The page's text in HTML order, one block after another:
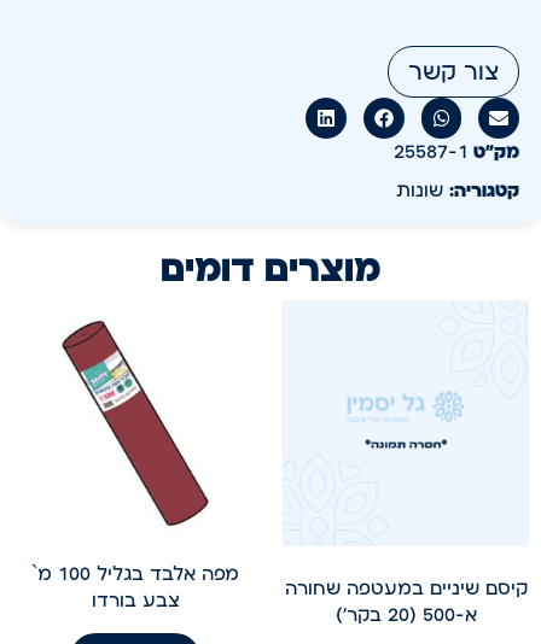
צור קשר
מק״ט 25587-1
קטגוריה: שונות
מוצרים דומים
קיסם שיניים במעטפה שחורה
א-500 (20 בקר')
מפה אלבד בגליל 100 מ`
צבע בורדו